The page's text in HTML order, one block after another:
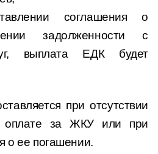
соглашения о
задолженности с
выплата ЕДК будет
при отсутствии
оплате за ЖКУ или при
о ее погашении.